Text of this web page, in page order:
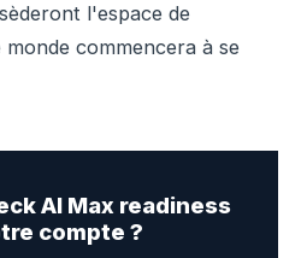
l'espace de
commencera à se
AI Max readiness
compte ?